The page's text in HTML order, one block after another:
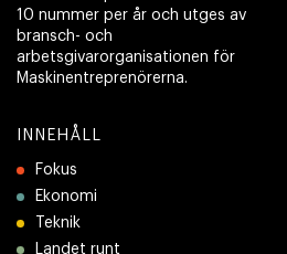
10 nummer per år och utges av
bransch- och
arbetsgivarorganisationen för
Maskinentreprenörerna.
INNEHÅLL
Fokus
Ekonomi
Teknik
Landet runt